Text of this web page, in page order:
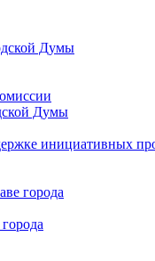
Думы
Думы
инициативных
города